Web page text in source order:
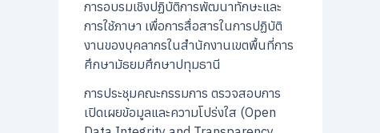
การอบรมเชิงปฏิบัติการพัฒนาทักษะและ
การใช้ภาษา เพื่อการสื่อสารในการปฏิบัติ
งานของบุคลากรในสำนักงานเขตพื้นที่การ
ศึกษามัธยมศึกษาปทุมธานี
การประชุมคณะกรรมการ ตรวจสอบการ
เปิดเผยข้อมูลและความโปร่งใส (Open